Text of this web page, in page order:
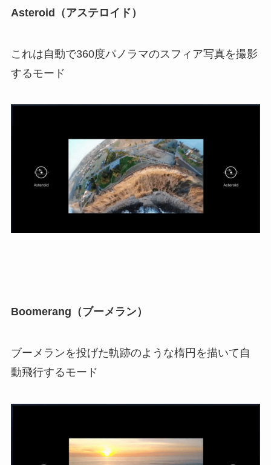
Asteroid（アステロイド）
これは自動で360度パノラマのスフィア写真を撮影
するモード
Boomerang（ブーメラン）
ブーメランを投げた軌跡のような楕円を描いて自
動飛行するモード